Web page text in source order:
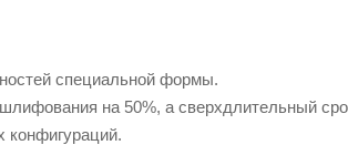
специальной формы.
на 50%, а сверхдлительный
конфигураций.